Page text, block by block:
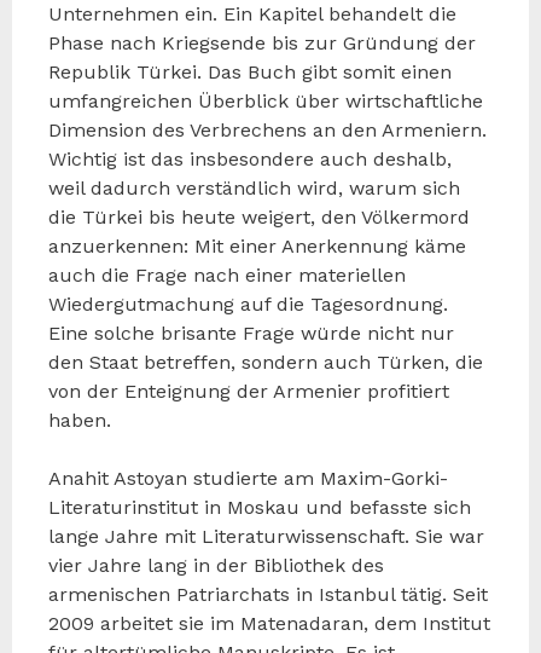
Unternehmen ein. Ein Kapitel behandelt die
Phase nach Kriegsende bis zur Gründung der
Republik Türkei. Das Buch gibt somit einen
umfangreichen Überblick über wirtschaftliche
Dimension des Verbrechens an den Armeniern.
Wichtig ist das insbesondere auch deshalb,
weil dadurch verständlich wird, warum sich
die Türkei bis heute weigert, den Völkermord
anzuerkennen: Mit einer Anerkennung käme
auch die Frage nach einer materiellen
Wiedergutmachung auf die Tagesordnung.
Eine solche brisante Frage würde nicht nur
den Staat betreffen, sondern auch Türken, die
von der Enteignung der Armenier profitiert
haben.
Anahit Astoyan studierte am Maxim-Gorki-
Literaturinstitut in Moskau und befasste sich
lange Jahre mit Literaturwissenschaft. Sie war
vier Jahre lang in der Bibliothek des
armenischen Patriarchats in Istanbul tätig. Seit
2009 arbeitet sie im Matenadaran, dem Institut